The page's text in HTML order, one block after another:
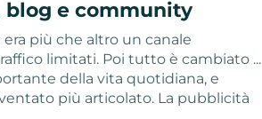
e community
più che altro un canale
limitati. Poi tutto è cambiato ...
della vita quotidiana, e
più articolato. La pubblicità